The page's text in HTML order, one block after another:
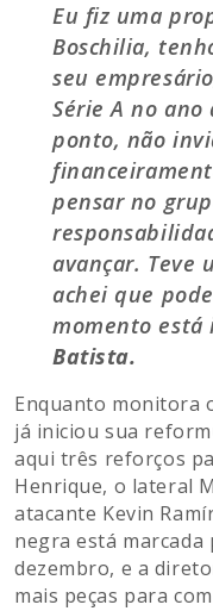
Eu fiz uma
Boschilia,
seu
Série A no
ponto, não
pensar no
avançar. Teve
achei que
momento
Batista.
Enquanto monitora
já iniciou sua
aqui três reforços
Henrique, o lateral
atacante Kevin
negra está marcada
dezembro, e a
mais peças para